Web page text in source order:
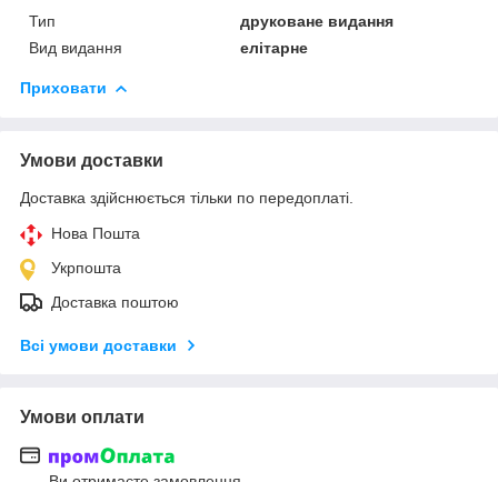
Тип
друковане видання
Вид видання
елітарне
Приховати
Умови доставки
Доставка здійснюється тільки по передоплаті.
Нова Пошта
Укрпошта
Доставка поштою
Всі умови доставки
Умови оплати